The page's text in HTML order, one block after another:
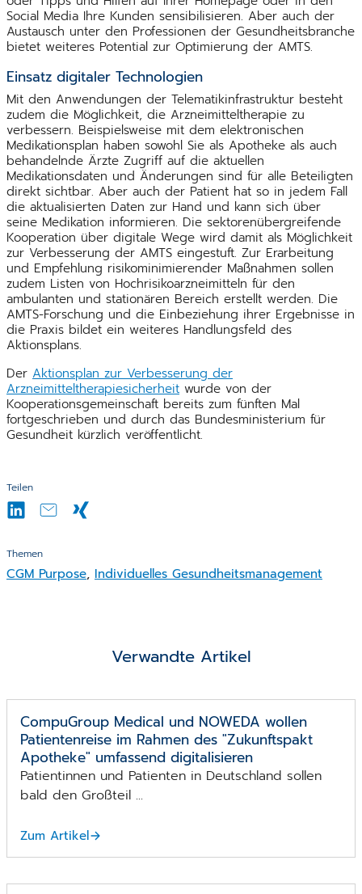
Teilen
Themen
CGM Purpose, Individuelles Gesundheitsmanagement
Social Media Ihre Kunden sensibilisieren. Aber auch der
Austausch unter den Professionen der Gesundheitsbranche
bietet weiteres Potential zur Optimierung der AMTS.
Einsatz digitaler Technologien
Mit den Anwendungen der Telematikinfrastruktur besteht
zudem die Möglichkeit, die Arzneimitteltherapie zu
verbessern. Beispielsweise mit dem elektronischen
Medikationsplan haben sowohl Sie als Apotheke als auch
behandelnde Ärzte Zugriff auf die aktuellen
Medikationsdaten und Änderungen sind für alle Beteiligten
direkt sichtbar. Aber auch der Patient hat so in jedem Fall
die aktualisierten Daten zur Hand und kann sich über
seine Medikation informieren. Die sektorenübergreifende
Kooperation über digitale Wege wird damit als Möglichkeit
zur Verbesserung der AMTS eingestuft. Zur Erarbeitung
und Empfehlung risikominimierender Maßnahmen sollen
zudem Listen von Hochrisikoarzneimitteln für den
ambulanten und stationären Bereich erstellt werden. Die
AMTS-Forschung und die Einbeziehung ihrer Ergebnisse in
die Praxis bildet ein weiteres Handlungsfeld des
Aktionsplans.
Der Aktionsplan zur Verbesserung der
Arzneimitteltherapiesicherheit wurde von der
Kooperationsgemeinschaft bereits zum fünften Mal
fortgeschrieben und durch das Bundesministerium für
Gesundheit kürzlich veröffentlicht.
Verwandte Artikel
CompuGroup Medical und NOWEDA wollen
Patientenreise im Rahmen des "Zukunftspakt
Apotheke" umfassend digitalisieren
Patientinnen und Patienten in Deutschland sollen
bald den Großteil ...
Zum Artikel